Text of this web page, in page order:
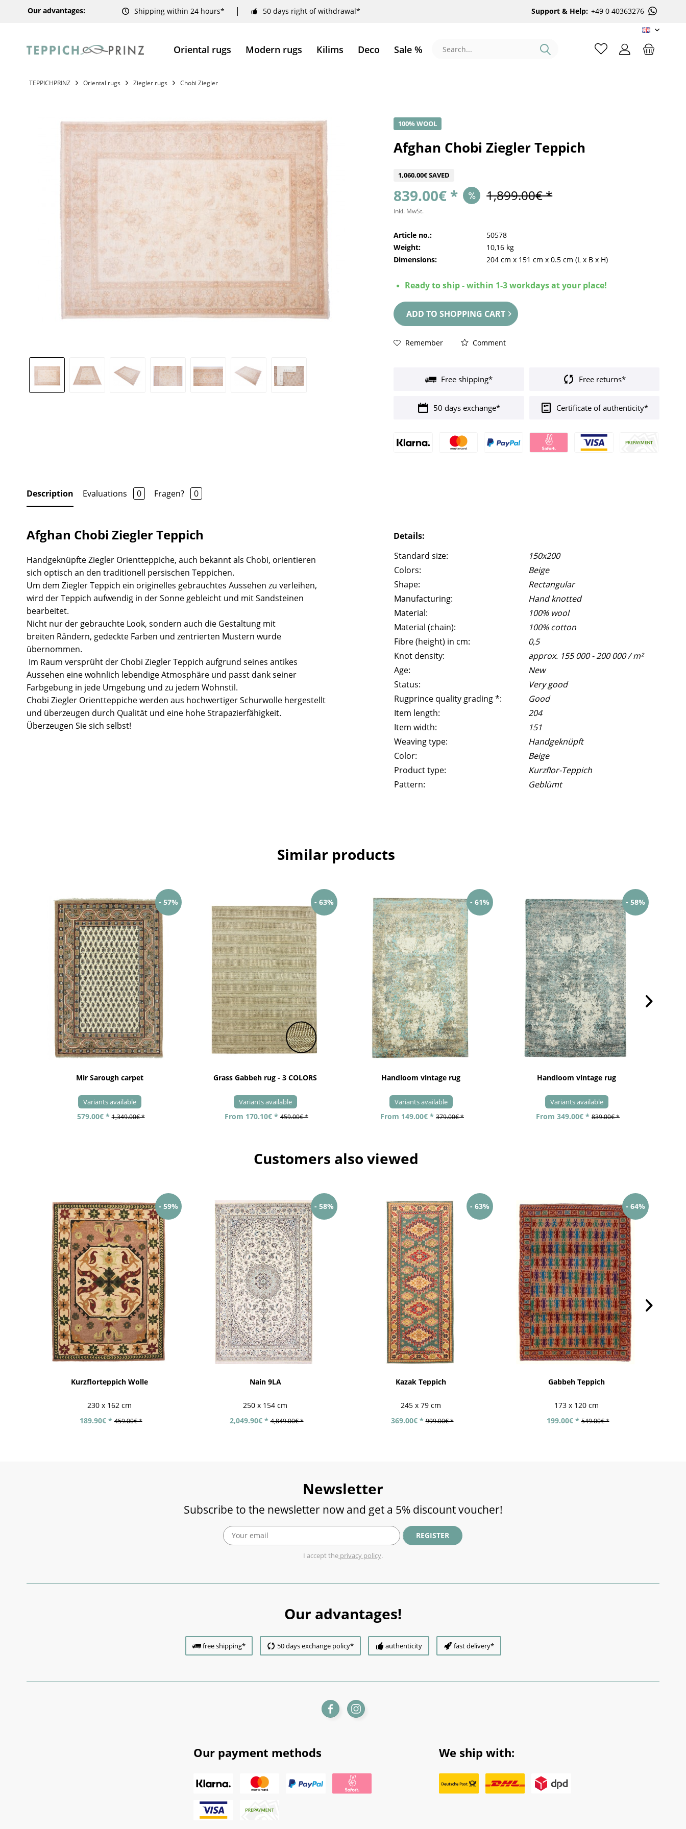
Our advantages: Shipping within 24 hours* 50 days right of withdrawal* Support & Help: +49 0 40363276
EN
Oriental rugs Modern rugs Kilims Deco Sale %
TEPPICHPRINZ Oriental rugs Ziegler rugs Chobi Ziegler
100% WOOL
Afghan Chobi Ziegler Teppich
1,060.00€ SAVED
839.00€ * 1,899.00€ *
inkl. MwSt.
Article no.:
50578
Weight:
10,16 kg
Dimensions:
204 cm x 151 cm x0.5 cm (L x B x H)
Ready to ship - within 1-3 workdays at your place!
ADD TO SHOPPING CART
Remember Comment
Free shipping* Free returns*
50 days exchange* Certificate of authenticity*
Description Evaluations 0 Fragen? 0
Afghan Chobi Ziegler Teppich
Handgeknüpfte Ziegler Orientteppiche, auch bekannt als Chobi, orientieren
sich optisch an den traditionell persischen Teppichen.
Um dem Ziegler Teppich ein originelles gebrauchtes Aussehen zu verleihen,
wird der Teppich aufwendig in der Sonne gebleicht und mit Sandsteinen
bearbeitet.
Nicht nur der gebrauchte Look, sondern auch die Gestaltung mit
breiten Rändern, gedeckte Farben und zentrierten Mustern wurde
übernommen.
Im Raum versprüht der Chobi Ziegler Teppich aufgrund seines antikes
Aussehen eine wohnlich lebendige Atmosphäre und passt dank seiner
Farbgebung in jede Umgebung und zu jedem Wohnstil.
Chobi Ziegler Orientteppiche werden aus hochwertiger Schurwolle hergestellt
und überzeugen durch Qualität und eine hohe Strapazierfähigkeit.
Überzeugen Sie sich selbst!
Details:
Standard size:
150x200
Colors:
Beige
Shape:
Rectangular
Manufacturing:
Hand knotted
Material:
100% wool
Material (chain):
100% cotton
Fibre (height) in cm:
0,5
Knot density:
approx. 155 000 - 200 000 / m²
Age:
New
Status:
Very good
Rugprince quality grading *:
Good
Item length:
204
Item width:
151
Weaving type:
Handgeknüpft
Color:
Beige
Product type:
Kurzflor-Teppich
Pattern:
Geblümt
Similar products
- 57%
Mir Sarough carpet
Variants available
579.00€ * 1,349.00€ *
- 63%
Grass Gabbeh rug - 3 COLORS
Variants available
From 170.10€ * 459.00€ *
- 61%
Handloom vintage rug
Variants available
From 149.00€ * 379.00€ *
- 58%
Handloom vintage rug
Variants available
From 349.00€ * 839.00€ *
Customers also viewed
- 59%
Kurzflorteppich Wolle
230 x 162 cm
189.90€ * 459.00€ *
- 58%
Nain 9LA
250 x 154 cm
2,049.90€ * 4,849.00€ *
- 63%
Kazak Teppich
245 x 79 cm
369.00€ * 999.00€ *
- 64%
Gabbeh Teppich
173 x 120 cm
199.00€ * 549.00€ *
Newsletter
Subscribe to the newsletter now and get a 5% discount voucher!
REGISTER
I accept the privacy policy.
Our advantages!
free shipping* 50 days exchange policy* authenticity fast delivery*
Our payment methods We ship with: